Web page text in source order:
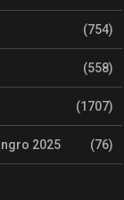
(754)
(558)
(1707)
2025 (76)